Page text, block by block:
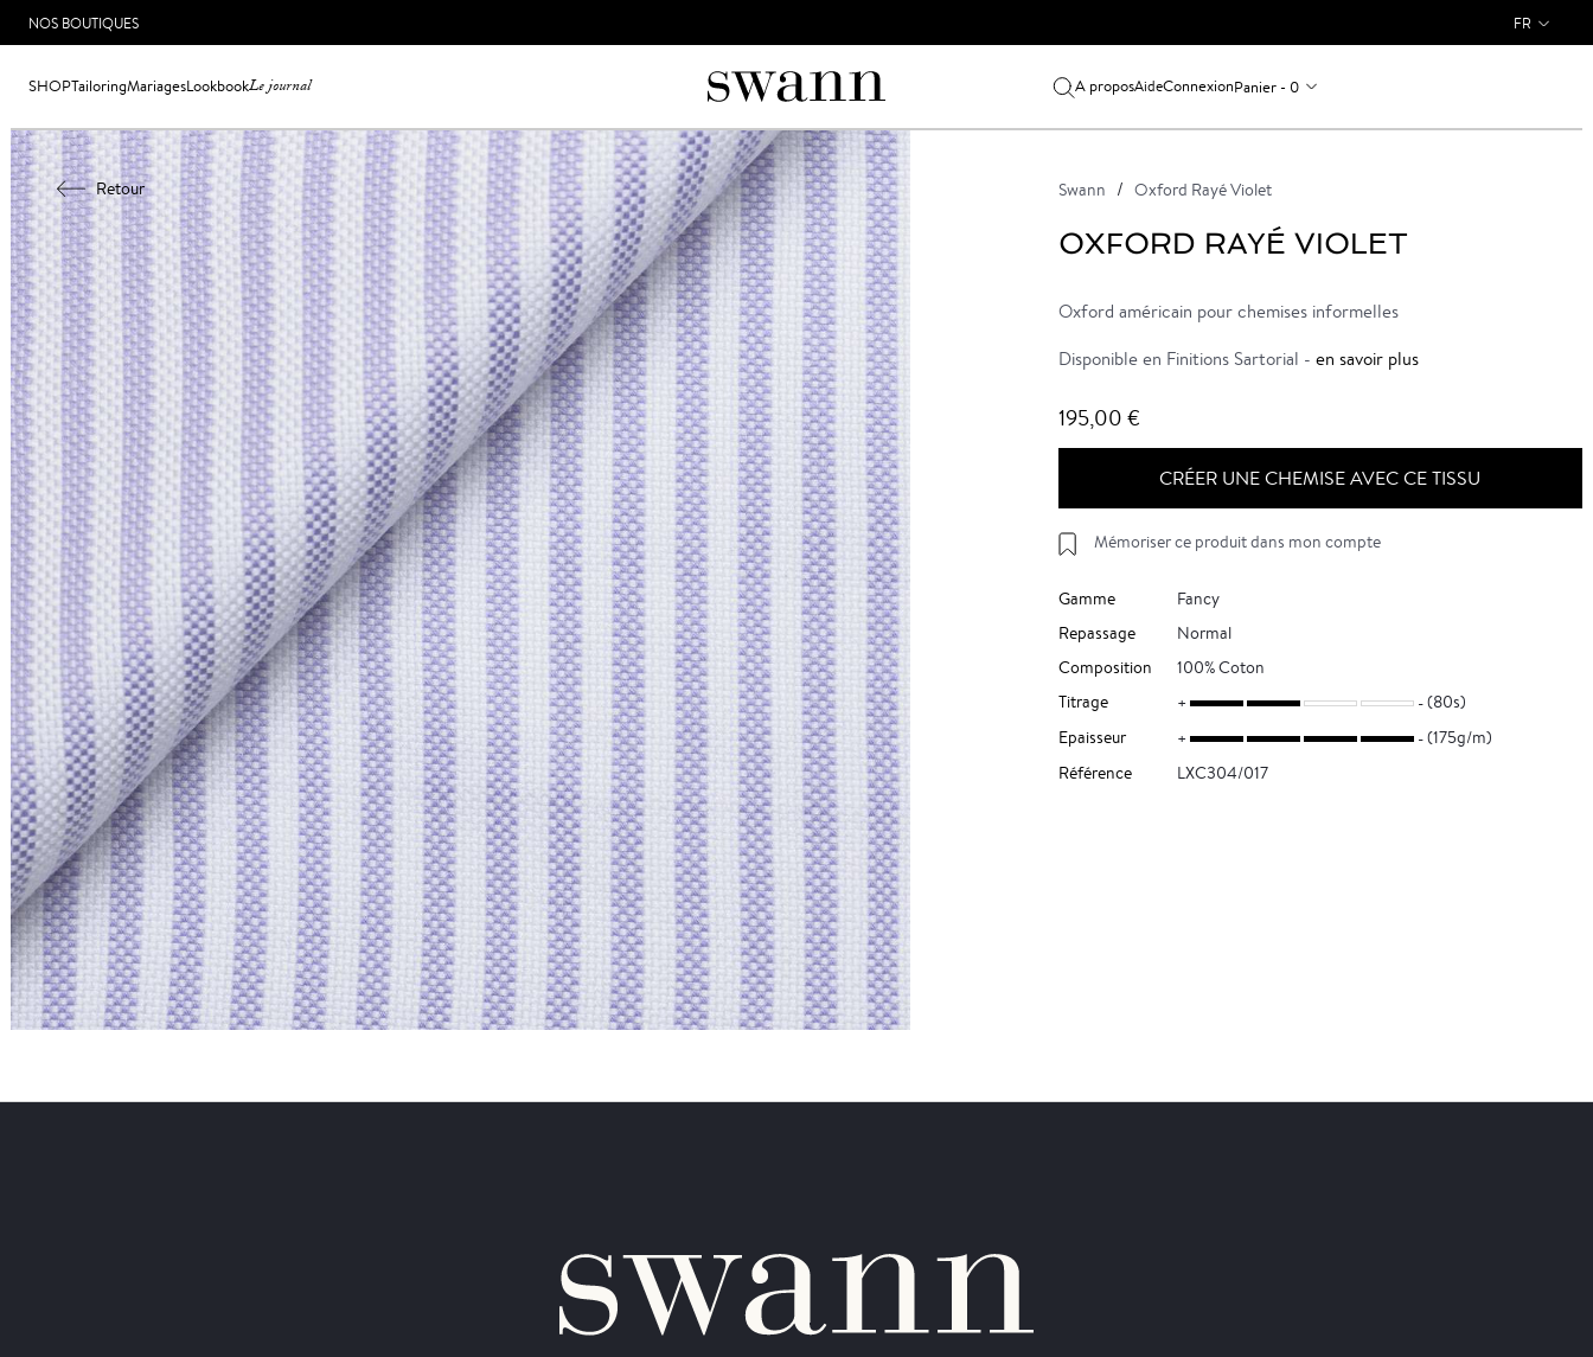
NOS BOUTIQUES FR
SHOPTailoringMariagesLookbookLe journal A proposAideConnexionPanier - 0
Retour Swann Oxford Rayé Violet
OXFORD RAYÉ VIOLET
Oxford américain pour chemises informelles
Disponible en Finitions Sartorial - en savoir plus
195,00 €
CRÉER UNE CHEMISE AVEC CE TISSU
Mémoriser ce produit dans mon compte
Gamme
Fancy
Repassage
Normal
Composition
100% Coton
Titrage
(80s)
Epaisseur
(175g/m)
Référence
LXC304/017